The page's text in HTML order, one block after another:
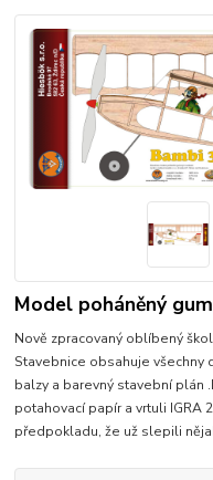
Model poháněný
Nově zpracovaný oblíbený
Stavebnice obsahuje všechny
balzy a barevný stavební plán
potahovací papír a vrtuli IGRA
předpokladu, že už slepili